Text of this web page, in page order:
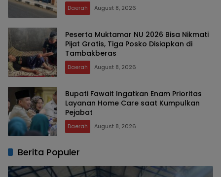
Daerah August 8, 2026
Peserta Muktamar NU 2026 Bisa Nikmati
Pijat Gratis, Tiga Posko Disiapkan di
Tambakberas
Daerah August 8, 2026
Bupati Fawait Ingatkan Enam Prioritas
Layanan Home Care saat Kumpulkan
Pejabat
Daerah August 8, 2026
Berita Populer